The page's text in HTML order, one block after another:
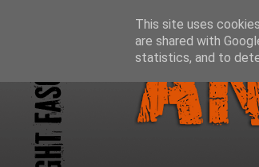
This site uses
are shared with
statistics, and to